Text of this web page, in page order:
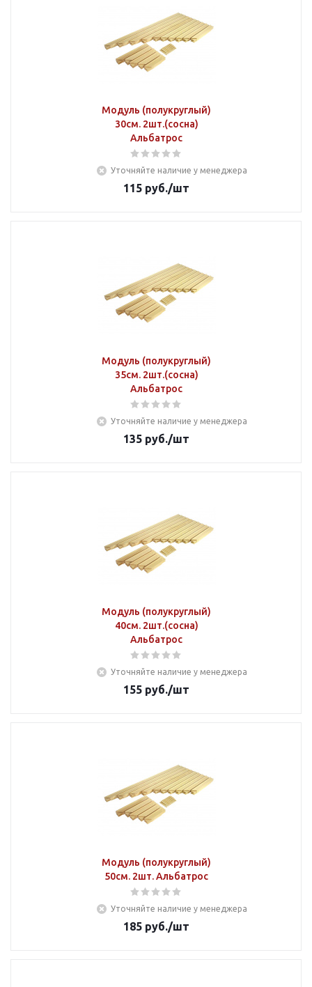
Модуль (полукруглый)
30см. 2шт.(сосна)
Альбатрос
Уточняйте наличие у менеджера
115 руб./шт
Модуль (полукруглый)
35см. 2шт.(сосна)
Альбатрос
Уточняйте наличие у менеджера
135 руб./шт
Модуль (полукруглый)
40см. 2шт.(сосна)
Альбатрос
Уточняйте наличие у менеджера
155 руб./шт
Модуль (полукруглый)
50см. 2шт. Альбатрос
Уточняйте наличие у менеджера
185 руб./шт